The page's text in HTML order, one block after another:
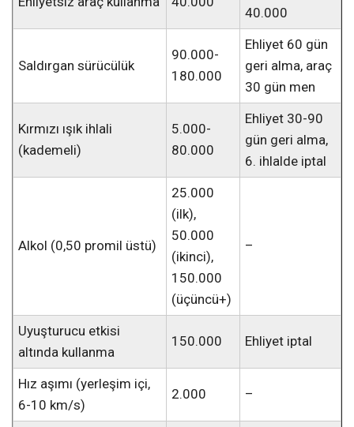
40.000
Saldırgan sürücülük
90.000-
180.000
Ehliyet 60 gün
geri alma, araç
30 gün men
Kırmızı ışık ihlali
(kademeli)
5.000-
80.000
Ehliyet 30-90
gün geri alma,
6. ihlalde iptal
Alkol (0,50 promil üstü)
25.000
(ilk),
50.000
(ikinci),
150.000
(üçüncü+)
–
Uyuşturucu etkisi
altında kullanma
150.000 Ehliyet iptal
Hız aşımı (yerleşim içi,
6-10 km/s)
2.000 –